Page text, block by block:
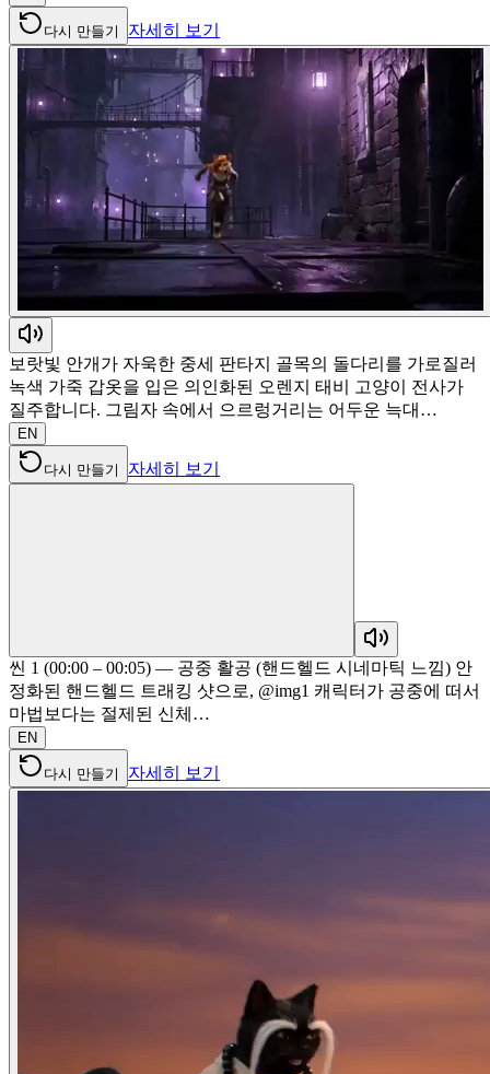
다시 만들기 자세히 보기
보랏빛 안개가 자욱한 중세 판타지 골목의 돌다리를 가로질러
녹색 가죽 갑옷을 입은 의인화된 오렌지 태비 고양이 전사가
질주합니다. 그림자 속에서 으르렁거리는 어두운 늑대…
EN
다시 만들기 자세히 보기
씬 1 (00:00 – 00:05) — 공중 활공 (핸드헬드 시네마틱 느낌) 안
정화된 핸드헬드 트래킹 샷으로, @img1 캐릭터가 공중에 떠서
마법보다는 절제된 신체…
EN
다시 만들기 자세히 보기